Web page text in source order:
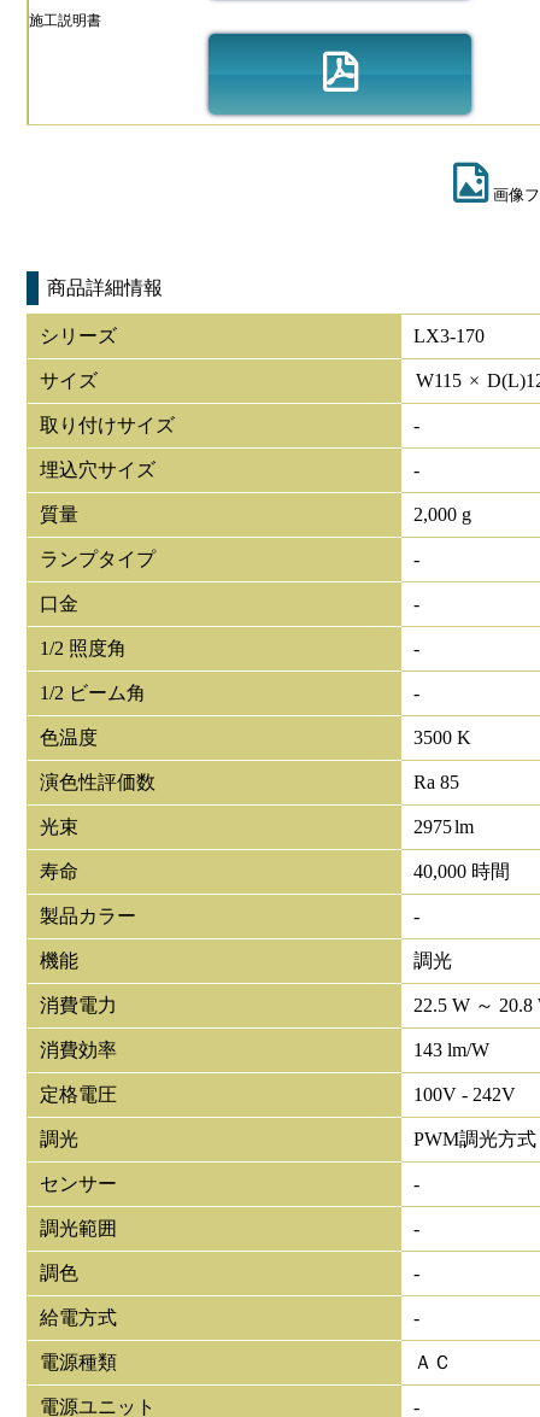
施工説明書
画像
商品詳細情報
シリーズ LX3-170
サイズ W115 × D(L)
取り付けサイズ -
埋込穴サイズ -
質量 2,000 g
ランプタイプ -
口金 -
1/2 照度角 -
1/2 ビーム角 -
色温度 3500 K
演色性評価数 Ra 85
光束 2975lm
寿命 40,000 時間
製品カラー -
機能 調光
消費電力 22.5 W ～ 20.8
消費効率 143 lm/W
定格電圧 100V - 242V
調光 PWM調光方式
センサー -
調光範囲 -
調色 -
給電方式 -
電源種類 ＡＣ
電源ユニット -